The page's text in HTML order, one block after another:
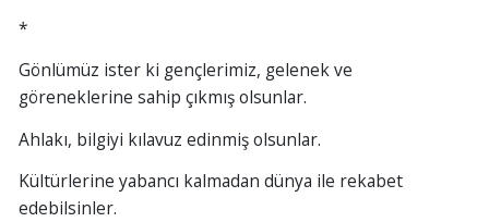
*
Gönlümüz ister ki gençlerimiz, gelenek ve
göreneklerine sahip çıkmış olsunlar.
Ahlakı, bilgiyi kılavuz edinmiş olsunlar.
Kültürlerine yabancı kalmadan dünya ile rekabet
edebilsinler.